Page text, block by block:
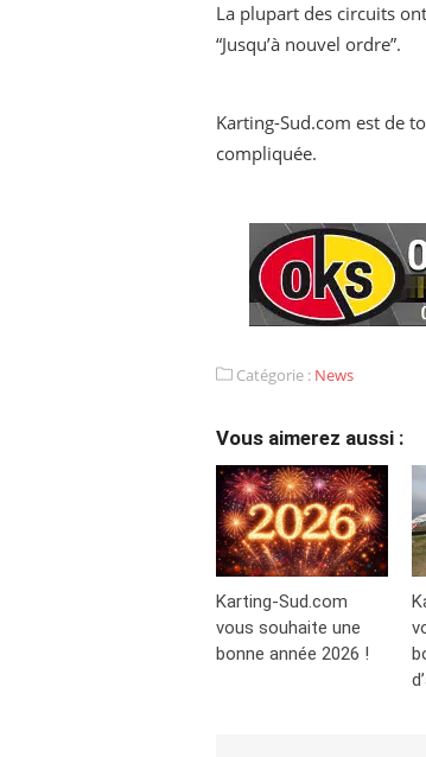
La plupart des circuits
“Jusqu’à nouvel ordre”.
Karting-Sud.com est de
compliquée.
Catégorie : News
Vous aimerez aussi :
Karting-Sud.com
vous souhaite une
bonne année 2026 !